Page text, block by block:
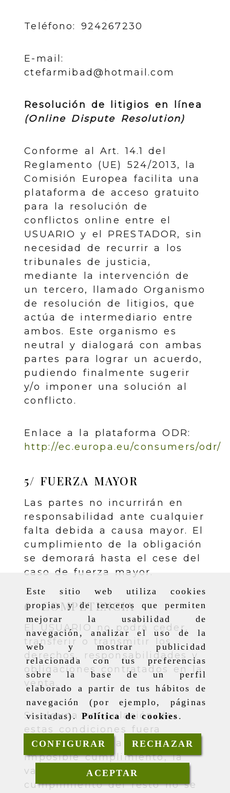
Este sitio web utiliza cookies
propias y de terceros que permiten
mejorar la usabilidad de
navegación, analizar el uso de la
web y mostrar publicidad
relacionada con tus preferencias
sobre la base de un perfil
elaborado a partir de tus hábitos de
navegación (por ejemplo, páginas
visitadas). Política de cookies .
CONFIGURAR RECHAZAR
ACEPTAR
Teléfono: 924267230
E-mail:
ctefarmibad@hotmail.com
Resolución de litigios en línea
(Online Dispute Resolution)
Conforme al Art. 14.1 del
Reglamento (UE) 524/2013, la
Comisión Europea facilita una
plataforma de acceso gratuito
para la resolución de
conflictos online entre el
USUARIO y el PRESTADOR, sin
necesidad de recurrir a los
tribunales de justicia,
mediante la intervención de
un tercero, llamado Organismo
de resolución de litigios, que
actúa de intermediario entre
ambos. Este organismo es
neutral y dialogará con ambas
partes para lograr un acuerdo,
pudiendo finalmente sugerir
y/o imponer una solución al
conflicto.
Enlace a la plataforma ODR:
http://ec.europa.eu/consumers/odr/
5/ FUERZA MAYOR
Las partes no incurrirán en
responsabilidad ante cualquier
falta debida a causa mayor. El
cumplimiento de la obligación
se demorará hasta el cese del
caso de fuerza mayor.
6/ COMPETENCIA
El USUARIO no podrá ceder,
transferir o transmitir los
derechos, responsabilidades y
obligaciones contratados en la
venta.
Si alguna estipulación de
estas condiciones fuera
considerada nula o de
imposible cumplimiento, la
validez, legalidad y
cumplimiento del resto no se
Envíos gratis en pedidos superiores
a 70 € - Entrega en 48-72h